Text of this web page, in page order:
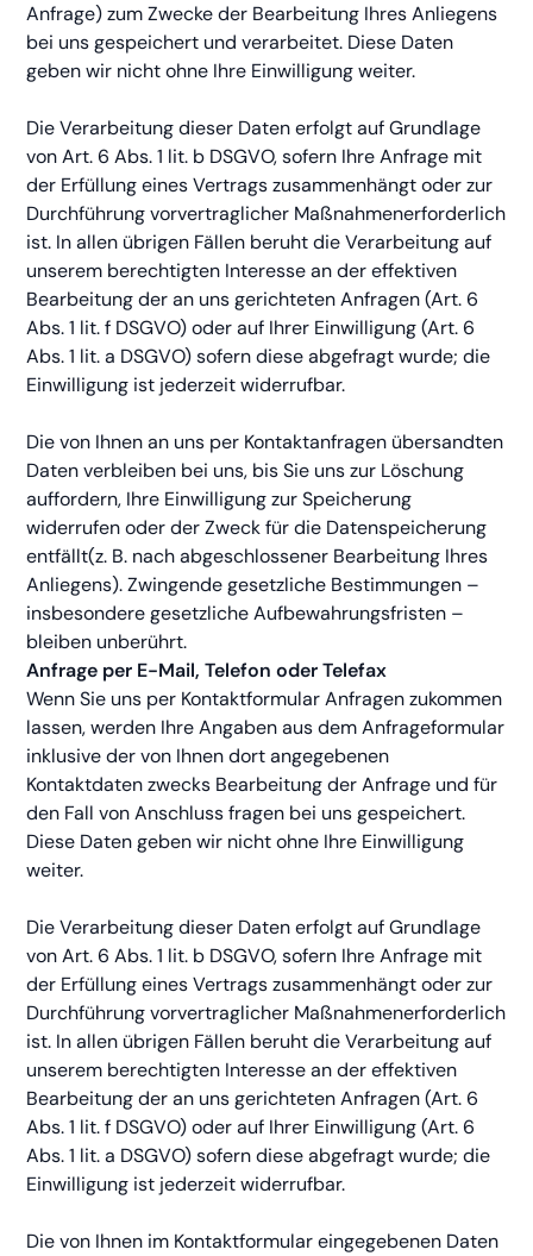
Anfrage) zum Zwecke der Bearbeitung Ihres Anliegens
bei uns gespeichert und verarbeitet. Diese Daten
geben wir nicht ohne Ihre Einwilligung weiter.
Die Verarbeitung dieser Daten erfolgt auf Grundlage
von Art. 6 Abs. 1 lit. b DSGVO, sofern Ihre Anfrage mit
der Erfüllung eines Vertrags zusammenhängt oder zur
Durchführung vorvertraglicher Maßnahmenerforderlich
ist. In allen übrigen Fällen beruht die Verarbeitung auf
unserem berechtigten Interesse an der effektiven
Bearbeitung der an uns gerichteten Anfragen (Art. 6
Abs. 1 lit. f DSGVO) oder auf Ihrer Einwilligung (Art. 6
Abs. 1 lit. a DSGVO) sofern diese abgefragt wurde; die
Einwilligung ist jederzeit widerrufbar.
Die von Ihnen an uns per Kontaktanfragen übersandten
Daten verbleiben bei uns, bis Sie uns zur Löschung
auffordern, Ihre Einwilligung zur Speicherung
widerrufen oder der Zweck für die Datenspeicherung
entfällt(z. B. nach abgeschlossener Bearbeitung Ihres
Anliegens). Zwingende gesetzliche Bestimmungen –
insbesondere gesetzliche Aufbewahrungsfristen –
bleiben unberührt.
Anfrage per E-Mail, Telefon oder Telefax
Wenn Sie uns per Kontaktformular Anfragen zukommen
lassen, werden Ihre Angaben aus dem Anfrageformular
inklusive der von Ihnen dort angegebenen
Kontaktdaten zwecks Bearbeitung der Anfrage und für
den Fall von Anschluss fragen bei uns gespeichert.
Diese Daten geben wir nicht ohne Ihre Einwilligung
weiter.
Die Verarbeitung dieser Daten erfolgt auf Grundlage
von Art. 6 Abs. 1 lit. b DSGVO, sofern Ihre Anfrage mit
der Erfüllung eines Vertrags zusammenhängt oder zur
Durchführung vorvertraglicher Maßnahmenerforderlich
ist. In allen übrigen Fällen beruht die Verarbeitung auf
unserem berechtigten Interesse an der effektiven
Bearbeitung der an uns gerichteten Anfragen (Art. 6
Abs. 1 lit. f DSGVO) oder auf Ihrer Einwilligung (Art. 6
Abs. 1 lit. a DSGVO) sofern diese abgefragt wurde; die
Einwilligung ist jederzeit widerrufbar.
Die von Ihnen im Kontaktformular eingegebenen Daten